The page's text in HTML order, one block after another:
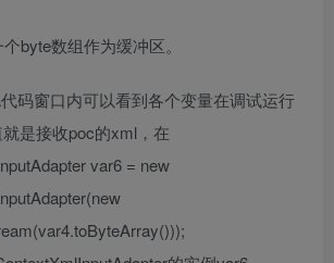
byte数组作为缓冲区。
码窗口内可以看到各个变量在调试运行
是接收poc的xml，在
var6 = new